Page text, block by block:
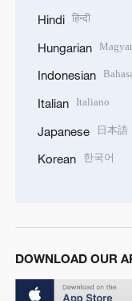
Hindi हिन्दी
Hungarian Magyar
Indonesian
Italian Italiano
Japanese 日本語
Korean 한국어
DOWNLOAD OUR